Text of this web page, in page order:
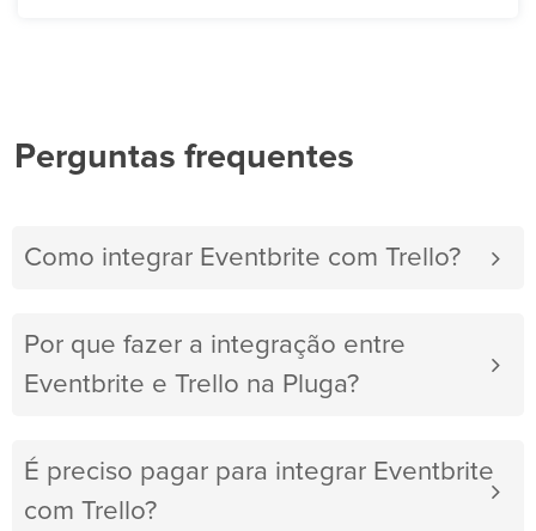
Perguntas frequentes
Como integrar Eventbrite com Trello?
Por que fazer a integração entre
Eventbrite e Trello na Pluga?
É preciso pagar para integrar Eventbrite
com Trello?